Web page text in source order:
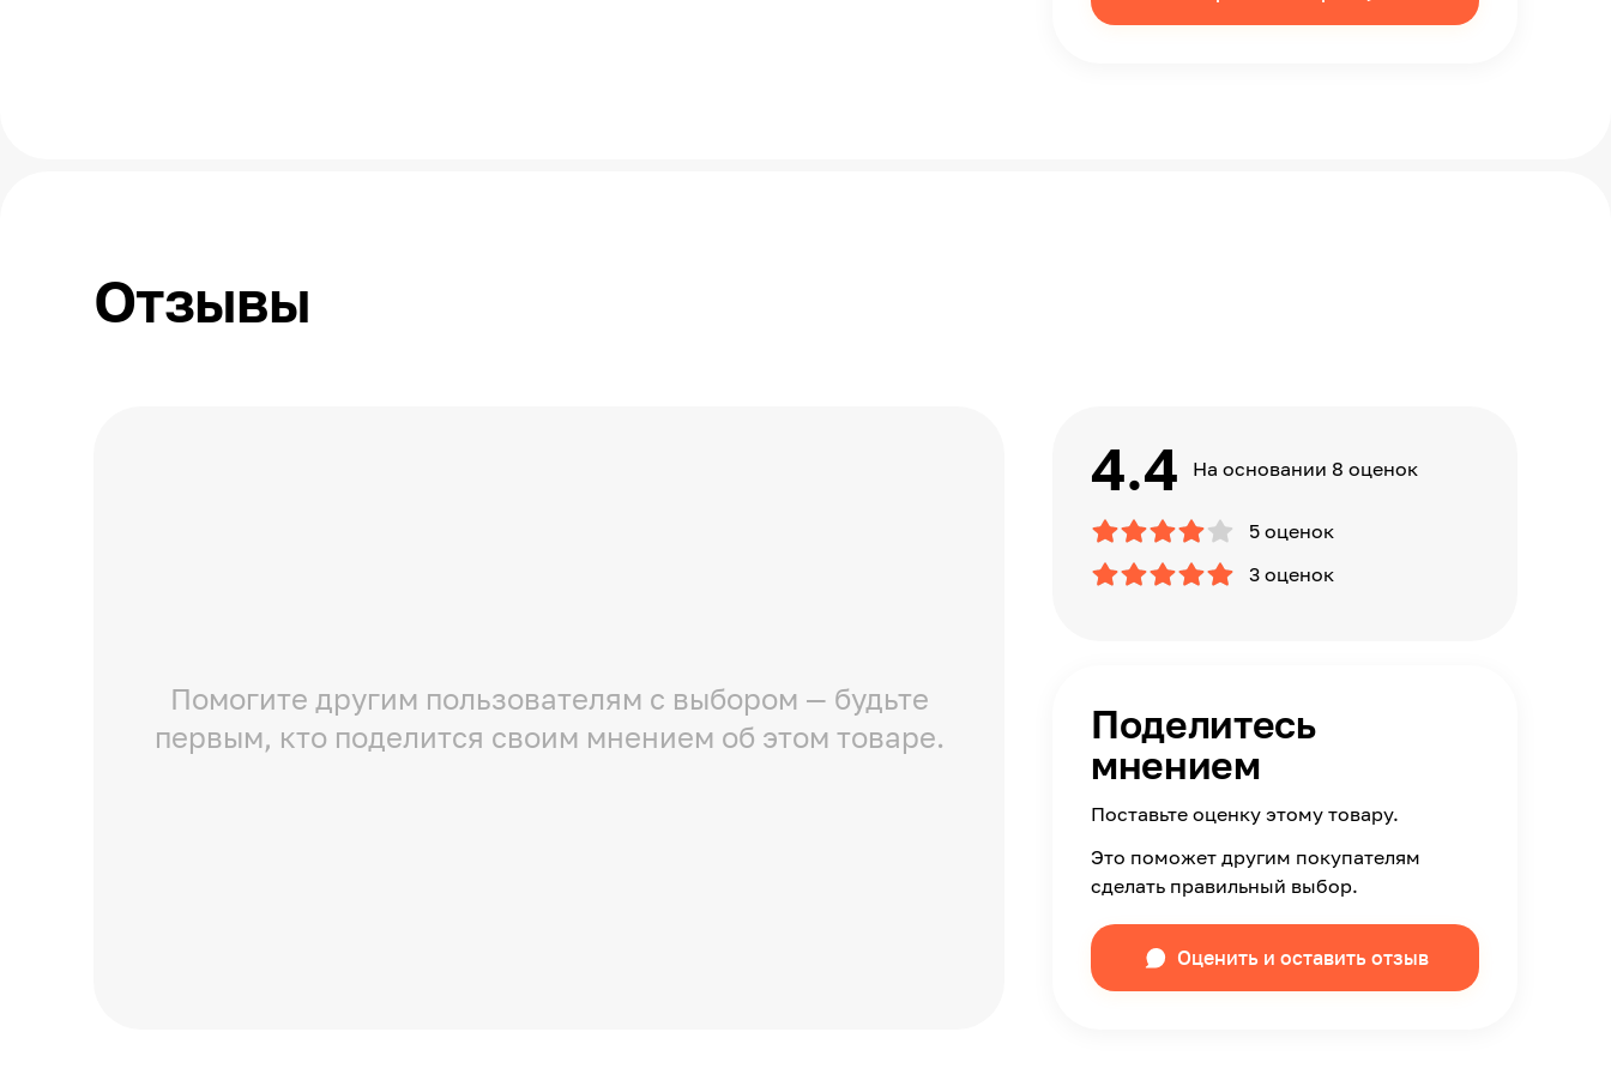
Отзывы
Помогите другим пользователям с выбором — будьте
первым, кто поделится своим мнением об этом товаре.
4.4 На основании 8 оценок
5 оценок
3 оценок
Поделитесь
мнением
Поставьте оценку этому товару.
Это поможет другим покупателям
сделать правильный выбор.
Оценить и оставить отзыв